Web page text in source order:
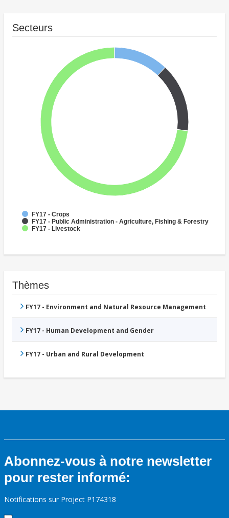
Secteurs
FY17 - Crops
FY17 - Public Administration - Agriculture, Fishing & Forestry
FY17 - Livestock
Thèmes
FY17 - Environment and Natural Resource Management
FY17 - Human Development and Gender
FY17 - Urban and Rural Development
Abonnez-vous à notre newsletter
pour rester informé:
Notifications sur Project P174318